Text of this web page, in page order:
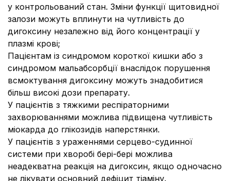
у контрольований стан. Зміни функції щитовидної
залози можуть вплинути на чутливість до
дигоксину незалежно від його концентрації у
плазмі крові;
Пацієнтам із синдромом короткої кишки або з
синдромом мальабсорбції внаслідок порушення
всмоктування дигоксину можуть знадобитися
більш високі дози препарату.
У пацієнтів з тяжкими респіраторними
захворюваннями можлива підвищена чутливість
міокарда до глікозидів наперстянки.
У пацієнтів з ураженнями серцево-судинної
системи при хворобі бері-бері можлива
неадекватна реакція на дигоксин, якщо одночасно
не лікувати основний дефіцит тіаміну.